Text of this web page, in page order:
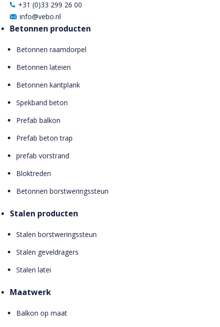
+31 (0)33 299 26 00
info@vebo.nl
Betonnen producten
Betonnen raamdorpel
Betonnen lateien
Betonnen kantplank
Spekband beton
Prefab balkon
Prefab beton trap
prefab vorstrand
Bloktreden
Betonnen borstweringssteun
Stalen producten
Stalen borstweringssteun
Stalen geveldragers
Stalen latei
Maatwerk
Balkon op maat